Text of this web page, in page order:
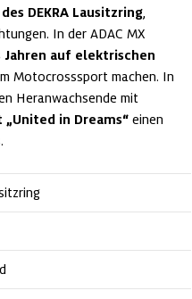
DEKRA Lausitzring,
In der ADAC MX
Jahren auf elektrischen
Motocrosssport machen. In
Heranwachsende mit
in Dreams“ einen